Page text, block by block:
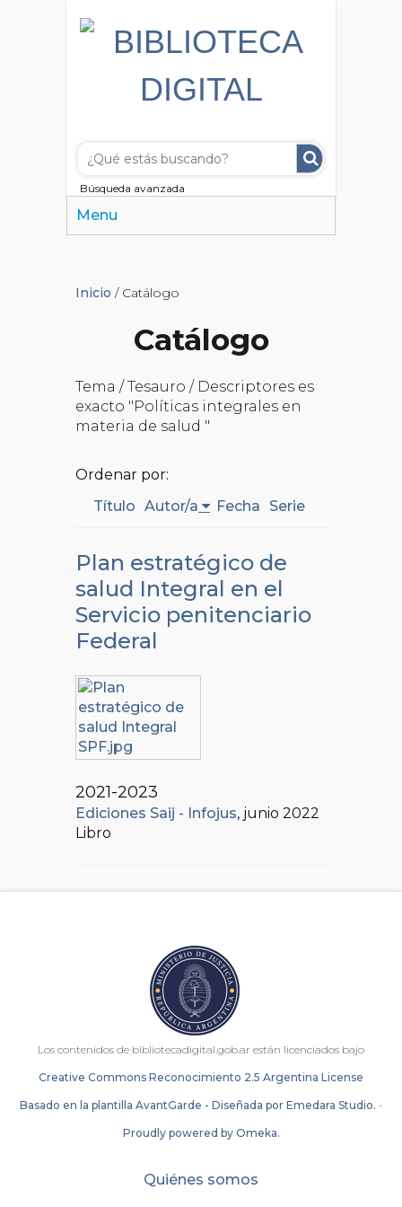
Búsqueda avanzada
Menu
Inicio / Catálogo
Catálogo
Tema / Tesauro / Descriptores es
exacto "Políticas integrales en
materia de salud "
Ordenar por:
Título Autor/a Fecha Serie
Plan estratégico de
salud Integral en el
Servicio penitenciario
Federal
2021-2023
Ediciones Saij - Infojus, junio 2022
Libro
Los contenidos de bibliotecadigital.gob.ar están licenciados bajo
Creative Commons Reconocimiento 2.5 Argentina License
Basado en la plantilla AvantGarde - Diseñada por Emedara Studio. -
Proudly powered by Omeka.
Quiénes somos